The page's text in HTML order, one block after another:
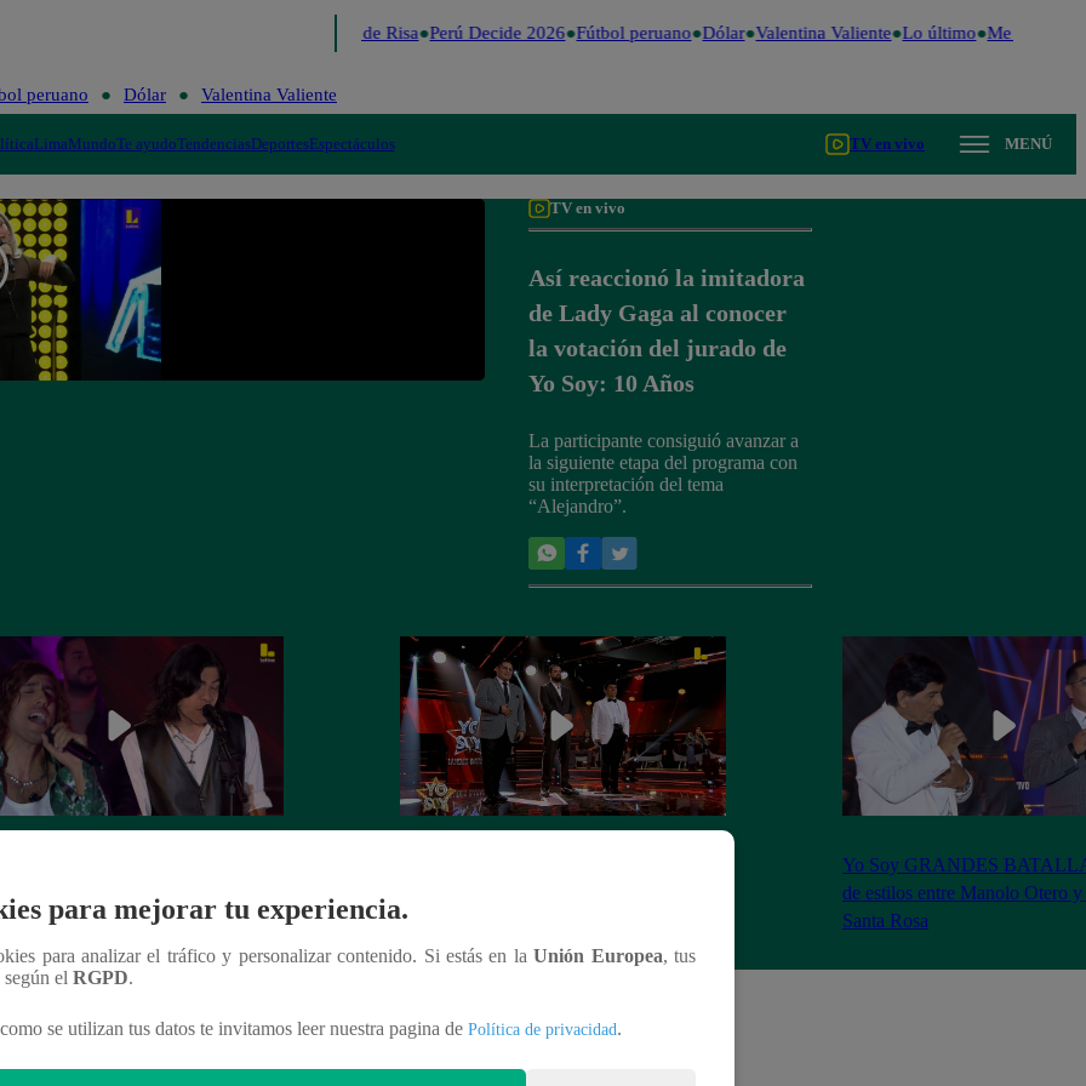
Me Caigo de Risa Perú Decide 2026 Fútbol peruano Dólar Valentina Valiente Lo último Me Caigo de
peruano Dólar Valentina Valiente
LimaMundoTe ayudoTendenciasDeportesEspectáculos TV en vivo MENÚ
TV en vivo
Así reaccionó la imitadora
de Lady Gaga al conocer
la votación del jurado de
Yo Soy: 10 Años
La participante consiguió avanzar a
la siguiente etapa del programa con
su interpretación del tema
“Alejandro”.
Mateos
la batalla
Yo Soy GRANDES
de estilos entre Manolo Otero
Santa Rosa
para mejorar tu experiencia.
para analizar el tráfico y personalizar contenido. Si estás en laUnión Europea, tus
según el RGPD.
se utilizan tus datos te invitamos leer nuestra pagina de Política de privacidad.